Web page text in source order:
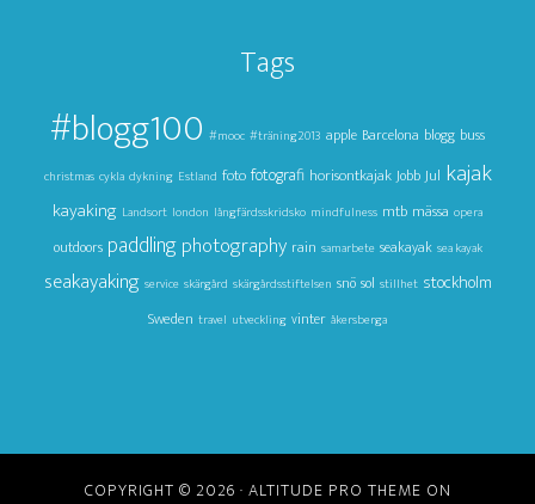
Tags
#blogg100 #mooc #träning2013 apple Barcelona blogg buss
christmas cykla dykning Estland foto fotografi horisontkajak Jobb Jul kajak
kayaking Landsort london långfärdsskridsko mindfulness mtb mässa opera
outdoors paddlingphotography rain samarbete seakayak sea kayak
seakayaking service skärgård skärgårdsstiftelsen snö sol stillhet stockholm
Sweden travel utveckling vinter åkersberga
COPYRIGHT © 2026 · ALTITUDE PRO THEME ON